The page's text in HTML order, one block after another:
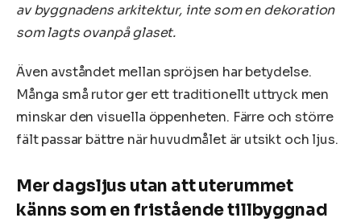
av byggnadens arkitektur, inte som en dekoration
som lagts ovanpå glaset.
Även avståndet mellan spröjsen har betydelse.
Många små rutor ger ett traditionellt uttryck men
minskar den visuella öppenheten. Färre och större
fält passar bättre när huvudmålet är utsikt och ljus.
Mer dagsljus utan att uterummet
känns som en fristående tillbyggnad